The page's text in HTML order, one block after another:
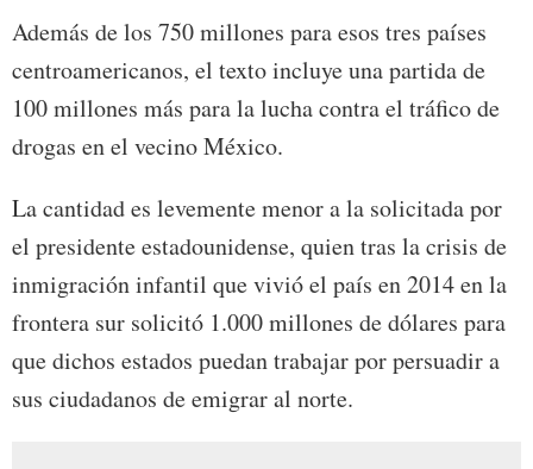
Además de los 750 millones para esos tres países
centroamericanos, el texto incluye una partida de
100 millones más para la lucha contra el tráfico de
drogas en el vecino México.
La cantidad es levemente menor a la solicitada por
el presidente estadounidense, quien tras la crisis de
inmigración infantil que vivió el país en 2014 en la
frontera sur solicitó 1.000 millones de dólares para
que dichos estados puedan trabajar por persuadir a
sus ciudadanos de emigrar al norte.